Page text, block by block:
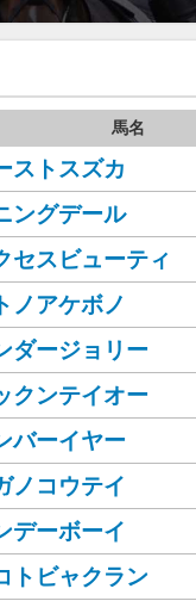
馬名
ストスズカ
ングデール
セスビューティ
ノアケボノ
ダージョリー
クンテイオー
バーイヤー
ノコウテイ
デーボーイ
トビャクラン